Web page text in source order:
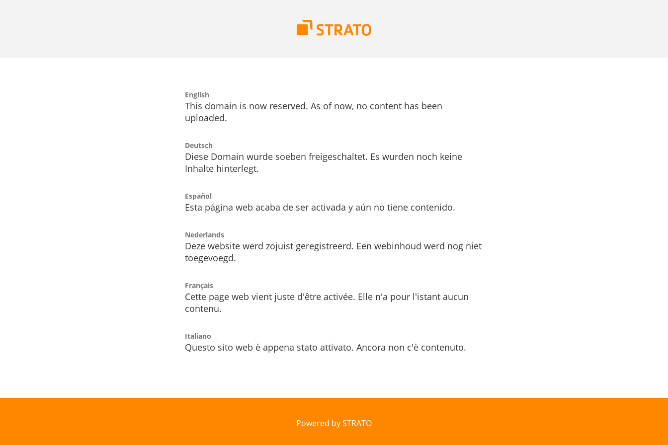
English
This domain is now reserved. As of now, no content has been
uploaded.
Deutsch
Diese Domain wurde soeben freigeschaltet. Es wurden noch keine
Inhalte hinterlegt.
Español
Esta página web acaba de ser activada y aún no tiene contenido.
Nederlands
Deze website werd zojuist geregistreerd. Een webinhoud werd nog niet
toegevoegd.
Français
Cette page web vient juste d'être activée. Elle n'a pour l'istant aucun
contenu.
Italiano
Questo sito web è appena stato attivato. Ancora non c'è contenuto.
Powered by STRATO